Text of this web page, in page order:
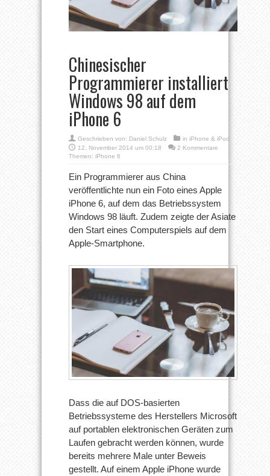
Chinesischer
Programmierer installiert
Windows 98 auf dem
iPhone 6
Geschrieben von: Daniel Schulz in iPhone & iPod
12. November 2014 um 00:18
2 Kommentare
Themen: iPhone 6
Ein Programmierer aus China
veröffentlichte nun ein Foto eines Apple
iPhone 6, auf dem das Betriebssystem
Windows 98 läuft. Zudem zeigte der Asiate
den Start eines Computerspiels auf dem
Apple-Smartphone.
Dass die auf DOS-basierten
Betriebssysteme des Herstellers Microsoft
auf portablen elektronischen Geräten zum
Laufen gebracht werden können, wurde
bereits mehrere Male unter Beweis
gestellt. Auf einem Apple iPhone wurde